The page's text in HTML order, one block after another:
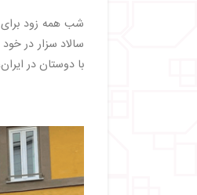
شب همه زود برای
سالاد سزار در
با دوستان در